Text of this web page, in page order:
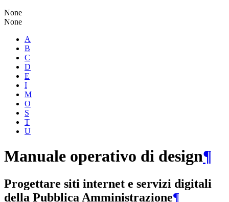
None
None
A
B
C
D
E
I
M
O
S
T
U
Manuale operativo di design¶
Progettare siti internet e servizi digitali
della Pubblica Amministrazione¶